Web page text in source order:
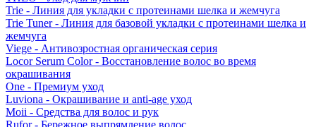
Trie - Линия для укладки с протеинами шелка и жемчуга
Trie Tuner - Линия для базовой укладки с протеинами шелка и
жемчуга
Viege - Антивозростная органическая серия
Locor Serum Color - Восстановление волос во время
окрашивания
One - Премиум уход
Luviona - Окрашивание и anti-age уход
Moii - Средства для волос и рук
Rufor - Бережное выпрямление волос